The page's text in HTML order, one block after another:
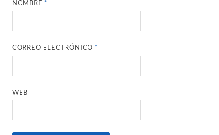
NOMBRE*
CORREO ELECTRÓNICO*
WEB